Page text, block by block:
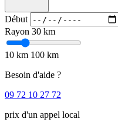
Début
Rayon 30 km
10 km 100 km
Besoin d'aide ?
09 72 10 27 72
prix d'un appel local